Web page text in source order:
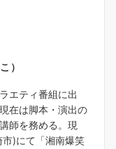
）
エティ番組に出
在は脚本・演出の
師を務める。現
)にて「湘南爆笑